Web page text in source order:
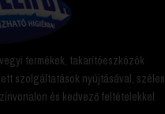
termékek, takarítóeszközök
szolgáltatások nyújtásával, széles
és kedvező feltételekkel.